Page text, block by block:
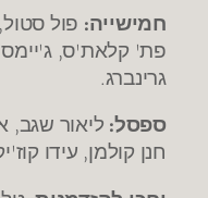
חמישייה: פול
פת' קלאת'ס,
גרינברג.
ספסל: ליאור שגב,
חנן קולמן, עידו